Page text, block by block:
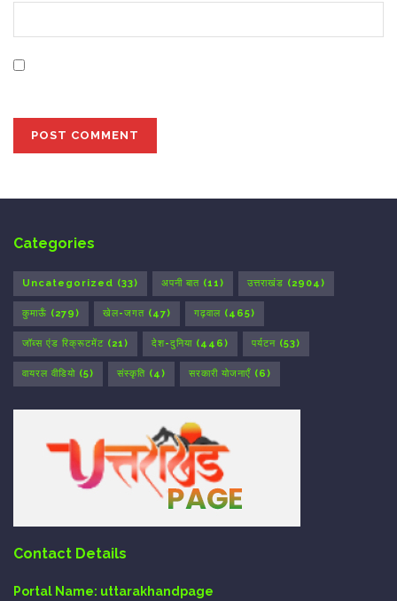
Categories
Uncategorized (33) अपनी बात (11) उत्तराखंड (2904)
कुमाऊँ (279) खेल-जगत (47) गढ़वाल (465)
जॉब्स एंड रिक्रूटमेंट (21) देश-दुनिया (446) पर्यटन (53)
वायरल वीडियो (5) संस्कृति (4) सरकारी योजनाएँ (6)
Contact Details
Portal Name: uttarakhandpage